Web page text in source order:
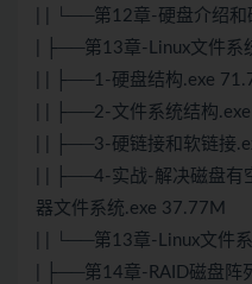
| | └──第12章-硬盘介绍
| ├──第13章-Linux文件系
| | ├──1-硬盘结构.exe
| | ├──2-文件系统结构
| | ├──3-硬链接和软链接
| | ├──4-实战-解决磁盘有
器文件系统.exe 37.77M
| | └──第13章-Linux文件
| ├──第14章-RAID磁盘阵